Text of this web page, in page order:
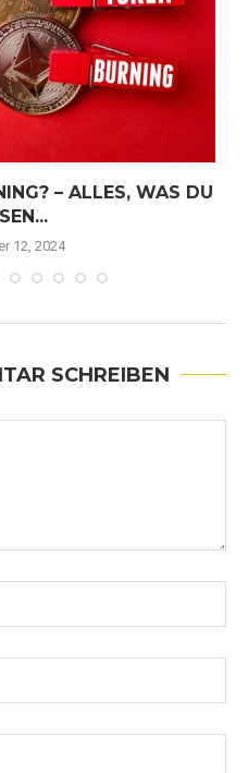
– ALLES, WAS DU
12, 2024
SCHREIBEN